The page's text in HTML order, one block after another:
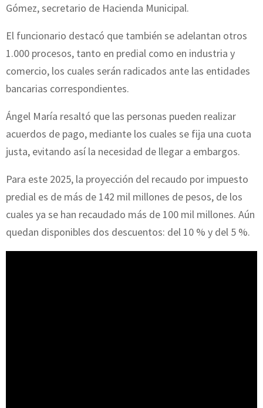
Gómez, secretario de Hacienda Municipal.
El funcionario destacó que también se adelantan otros
1.000 procesos, tanto en predial como en industria y
comercio, los cuales serán radicados ante las entidades
bancarias correspondientes.
Ángel María resaltó que las personas pueden realizar
acuerdos de pago, mediante los cuales se fija una cuota
justa, evitando así la necesidad de llegar a embargos.
Para este 2025, la proyección del recaudo por impuesto
predial es de más de 142 mil millones de pesos, de los
cuales ya se han recaudado más de 100 mil millones. Aún
quedan disponibles dos descuentos: del 10 % y del 5 %.